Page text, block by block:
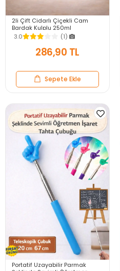
2li Çift Cidarlı Çiçekli Cam
Bardak Kulplu 250ml
Kurutulmuş Flower Meşrubat El
Yapımı Kahve Bardağı
3.0 (1)
286,90 TL
Sepete Ekle
Portatif Uzayabilir Parmak